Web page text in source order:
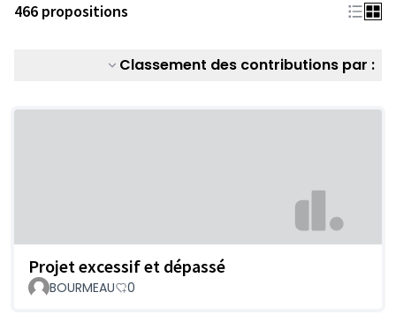
466 propositions
Classement des contributions par :
Projet excessif et dépassé
BOURMEAU 0